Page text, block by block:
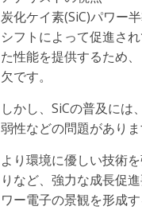
炭化ケイ素(SiC)パワー
シフトによって促進さ
た性能を提供するため
欠です。
しかし、SiCの普及に
弱性などの問題がありま
より環境に優しい技術
りなど、強力な成長促
ワー電子の景観を形成す